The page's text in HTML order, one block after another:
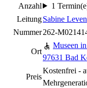
Anzahl
1
LeitungSabine Leven
Nummer262-
Ort
Museen
97631 Bad
Preis
Kostenfrei -